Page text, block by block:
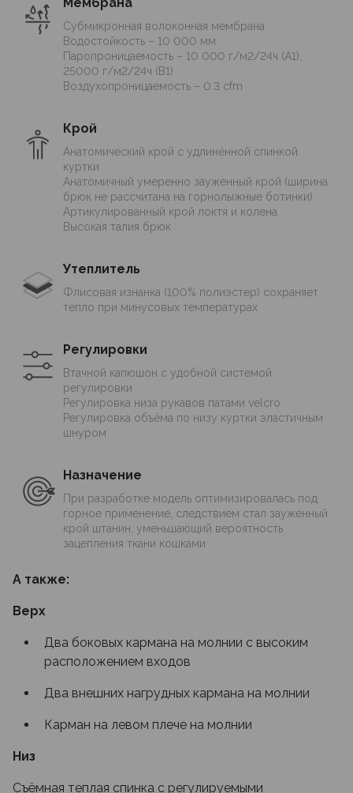
эффективный воздухообмен в сравнении с
традиционными поровыми и, тем более,
гидрофильными мембранами, чем способствует
снижению вероятности перегрева при активном
движении, более эффективной транспортировке
уменьшению дискомфорта пользователя.
Эластичная прочная и износостойкая ткань не
ограничивает свободы движений, а флисовая
изнанка сохраняет тепло при минусовых
температурах.
Субмикронная волоконная мембрана
Водостойкость – 10 000 мм
Паропроницаемость – 10 000 г/м2/24ч (A1),
25000 г/м2/24ч (B1)
Воздухопроницаемость – 0.3 cfm
Крой
Анатомический крой с удлинённой спинкой
куртки
Анатомичный умеренно зауженный крой (ширина
брюк не рассчитана на горнолыжные ботинки)
Артикулированный крой локтя и колена
Высокая талия брюк
Утеплитель
Флисовая изнанка (100% полиэстер) сохраняет
тепло при минусовых температурах
Регулировки
Втачной капюшон с удобной системой
регулировки
Регулировка низа рукавов патами velcro
Регулировка объёма по низу куртки эластичным
шнуром
Назначение
При разработке модель оптимизировалась под
горное применение, следствием стал зауженный
крой штанин, уменьшающий вероятность
зацепления ткани кошками
А также:
Верх
Два боковых кармана на молнии с высоким
расположением входов
Два внешних нагрудных кармана на молнии
Карман на левом плече на молнии
Низ
Съёмная теплая спинка с регулируемыми